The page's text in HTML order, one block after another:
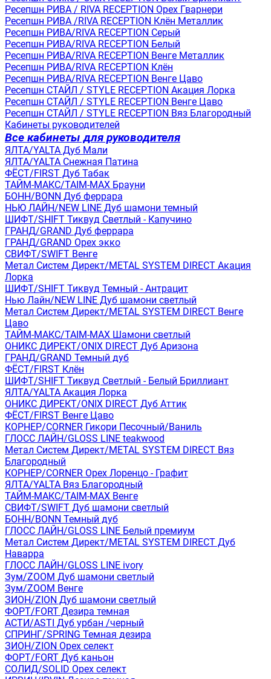
Ресепшн РИВА / RIVA RECEPTION Орех Гварнери
Ресепшн РИВА /RIVA RECEPTION Клён Металлик
Ресепшн РИВА/RIVA RECEPTION Серый
Ресепшн РИВА/RIVA RECEPTION Белый
Ресепшн РИВА/RIVA RECEPTION Венге Металлик
Ресепшн РИВА/RIVA RECEPTION Клён
Ресепшн РИВА/RIVA RECEPTION Венге Цаво
Ресепшн СТАЙЛ / STYLE RECEPTION Акация Лорка
Ресепшн СТАЙЛ / STYLE RECEPTION Венге Цаво
Ресепшн СТАЙЛ / STYLE RECEPTION Вяз Благородный
Кабинеты руководителей
Все кабинеты для руководителя
ЯЛТА/YALTA Дуб Мали
ЯЛТА/YALTA Снежная Патина
ФЁСТ/FIRST Дуб Табак
ТАЙМ-МАКС/TAIM-MAX Брауни
БОНН/BONN Дуб феррара
НЬЮ ЛАЙН/NEW LINE Дуб шамони темный
ШИФТ/SHIFT Тиквуд Светлый - Капучино
ГРАНД/GRAND Дуб феррара
ГРАНД/GRAND Орех экко
СВИФТ/SWIFT Венге
Метал Систем Директ/METAL SYSTEM DIRECT Акация
Лорка
ШИФТ/SHIFT Тиквуд Темный - Антрацит
Нью Лайн/NEW LINE Дуб шамони светлый
Метал Систем Директ/METAL SYSTEM DIRECT Венге
Цаво
ТАЙМ-МАКС/TAIM-MAX Шамони светлый
ОНИКС ДИРЕКТ/ONIX DIRECT Дуб Аризона
ГРАНД/GRAND Темный дуб
ФЁСТ/FIRST Клён
ШИФТ/SHIFT Тиквуд Светлый - Белый Бриллиант
ЯЛТА/YALTA Акация Лорка
ОНИКС ДИРЕКТ/ONIX DIRECT Дуб Аттик
ФЁСТ/FIRST Венге Цаво
КОРНЕР/CORNER Гикори Песочный/Ваниль
ГЛОСС ЛАЙН/GLOSS LINE teakwood
Метал Систем Директ/METAL SYSTEM DIRECT Вяз
Благородный
КОРНЕР/CORNER Орех Лоренцо - Графит
ЯЛТА/YALTA Вяз Благородный
ТАЙМ-МАКС/TAIM-MAX Венге
СВИФТ/SWIFT Дуб шамони светлый
БОНН/BONN Темный дуб
ГЛОСС ЛАЙН/GLOSS LINE Белый премиум
Метал Систем Директ/METAL SYSTEM DIRECT Дуб
Наварра
ГЛОСС ЛАЙН/GLOSS LINE ivory
Зум/ZOOM Дуб шамони светлый
Зум/ZOOM Венге
ЗИОН/ZION Дуб шамони светлый
ФОРТ/FORT Дезира темная
АСТИ/ASTI Дуб урбан /черный
СПРИНГ/SPRING Темная дезира
ЗИОН/ZION Орех селект
ФОРТ/FORT Дуб каньон
СОЛИД/SOLID Орех селект